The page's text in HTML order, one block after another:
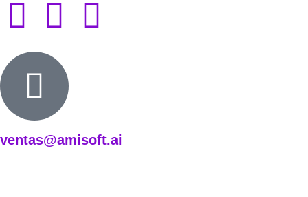
ventas@amisoft.ai